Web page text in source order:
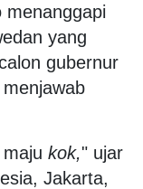
menanggapi
yang
gubernur
kok," ujar
Jakarta,